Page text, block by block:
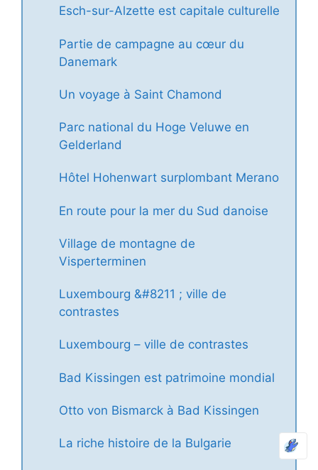
Esch-sur-Alzette est capitale culturelle
Partie de campagne au cœur du
Danemark
Un voyage à Saint Chamond
Parc national du Hoge Veluwe en
Gelderland
Hôtel Hohenwart surplombant Merano
En route pour la mer du Sud danoise
Village de montagne de
Visperterminen
Luxembourg &#8211 ; ville de
contrastes
Luxembourg – ville de contrastes
Bad Kissingen est patrimoine mondial
Otto von Bismarck à Bad Kissingen
La riche histoire de la Bulgarie